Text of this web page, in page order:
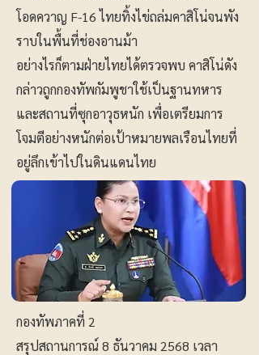
โอดควาญ F-16 ไทยทิ้งไข่ถล่มคาสิโน่จนพัง
ราบในพื้นที่ช่องอานม้า
อย่างไรก็ตามฝ่ายไทยได้ตรวจพบ คาสิโน่ดัง
กล่าวถูกกองทัพกัมพูชาใช้เป็นฐานทหาร
และสถานที่ซุกอาวุธหนัก เพื่อเตรียมการ
โจมตีอย่างหนักต่อเป้าหมายพลเรือนไทยที่
อยู่ลึกเข้าไปในดินแดนไทย
กองทัพภาคที่ 2
สรุปสถานการณ์ 8 ธันวาคม 2568 เวลา